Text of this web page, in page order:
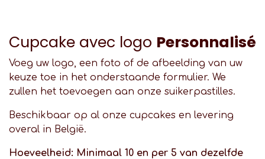
Cupcake avec logo Personnalisé
Voeg uw logo, een foto of de afbeelding van uw
keuze toe in het onderstaande formulier. We
zullen het toevoegen aan onze suikerpastilles.
Beschikbaar op al onze cupcakes en levering
overal in België.
Hoeveelheid: Minimaal 10 en per 5 van dezelfde